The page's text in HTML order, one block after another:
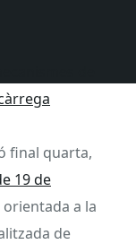
final quarta,
19 de
orientada a la
de